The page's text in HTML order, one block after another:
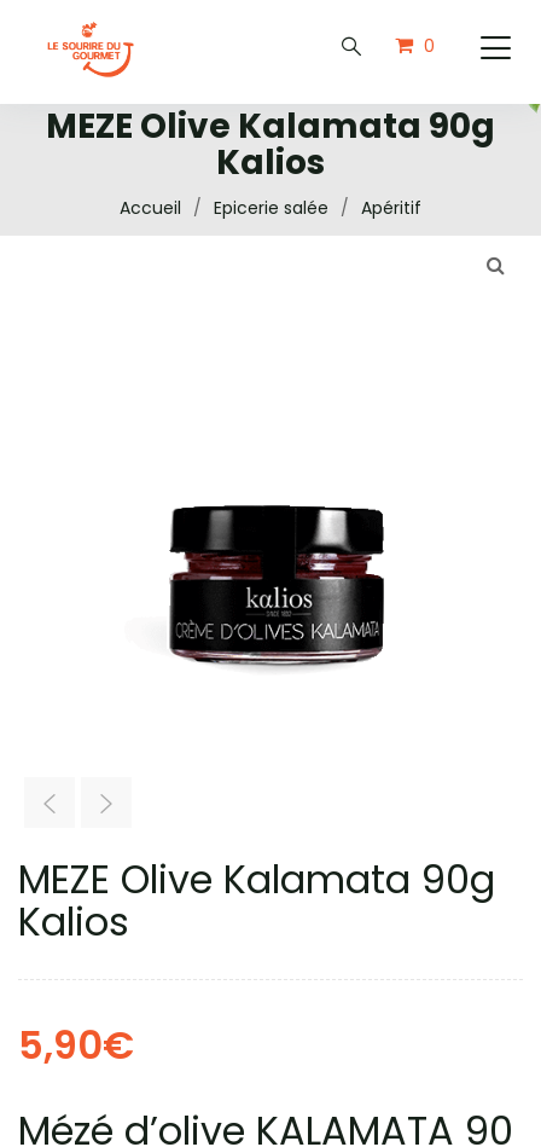
0
MEZE Olive Kalamata 90g
Kalios
Accueil / Epicerie salée / Apéritif
MEZE Olive Kalamata 90g
Kalios
5,90€
Mézé d’olive KALAMATA 90